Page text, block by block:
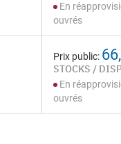
En
ouvrés
Prix public:
STOCKS /
En
ouvrés